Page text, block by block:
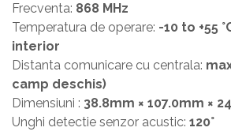
Frecventa: 868 MHz
Temperatura de operare: -10 to +55
interior
Distanta comunicare cu centrala:
camp deschis)
Dimensiuni : 38.8mm × 107.0mm ×
Unghi detectie senzor acustic: 120°